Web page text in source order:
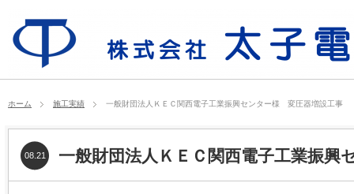
ホーム 施工実績 一般財団法人ＫＥＣ関西電子工業振興センター様 変圧器増設工事
一般財団法人ＫＥＣ関西電子工業振
08.21